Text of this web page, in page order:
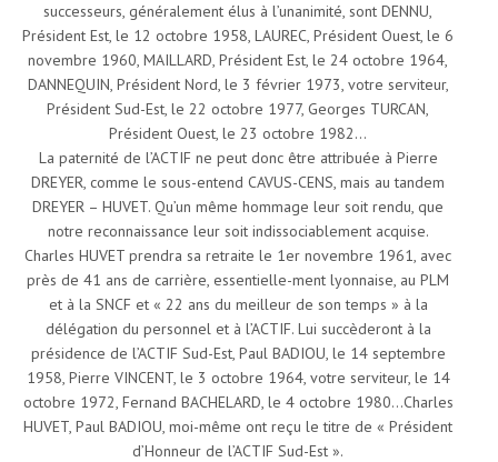
successeurs, généralement élus à l’unanimité, sont DENNU,
Président Est, le 12 octobre 1958, LAUREC, Président Ouest, le 6
novembre 1960, MAILLARD, Président Est, le 24 octobre 1964,
DANNEQUIN, Président Nord, le 3 février 1973, votre serviteur,
Président Sud-Est, le 22 octobre 1977, Georges TURCAN,
Président Ouest, le 23 octobre 1982…
La paternité de l’ACTIF ne peut donc être attribuée à Pierre
DREYER, comme le sous-entend CAVUS-CENS, mais au tandem
DREYER – HUVET. Qu’un même hommage leur soit rendu, que
notre reconnaissance leur soit indissociablement acquise.
Charles HUVET prendra sa retraite le 1er novembre 1961, avec
près de 41 ans de carrière, essentielle-ment lyonnaise, au PLM
et à la SNCF et « 22 ans du meilleur de son temps » à la
délégation du personnel et à l’ACTIF. Lui succèderont à la
présidence de l’ACTIF Sud-Est, Paul BADIOU, le 14 septembre
1958, Pierre VINCENT, le 3 octobre 1964, votre serviteur, le 14
octobre 1972, Fernand BACHELARD, le 4 octobre 1980…Charles
HUVET, Paul BADIOU, moi-même ont reçu le titre de « Président
d’Honneur de l’ACTIF Sud-Est ».